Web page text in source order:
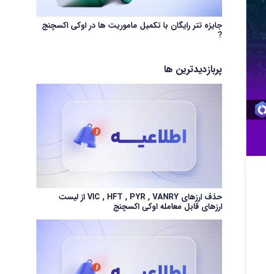
جایزه تتر رایگان با تکمیل ماموریت ها در اوکی اکسچنج
?
پربازدیدترین ها
حذف ارزهای VIC , HFT , PYR , VANRY از لیست
ارزهای قابل معامله اوکی اکسچنج